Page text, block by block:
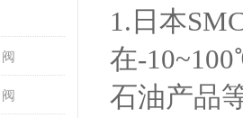
1.日本
在-
石油产品